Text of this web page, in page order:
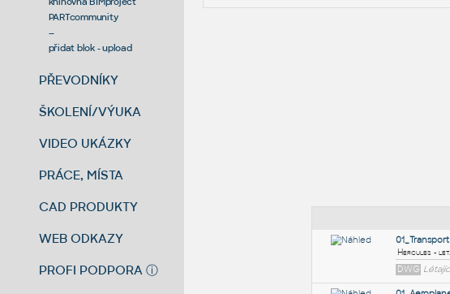
PARTcommunity
--
přidat blok - upload
PŘEVODNÍKY
ŠKOLENÍ/VÝUKA
VIDEO UKÁZKY
PRÁCE, MÍSTA
CAD PRODUKTY
WEB ODKAZY
PROFI PODPORA ⓘ